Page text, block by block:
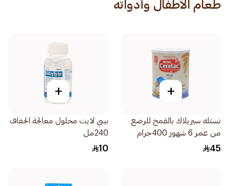
طعام الأطفال وأدواته
+
نستله سيريلاك بالقمح للرضع
من عمر 6 شهور 400جرام
45
+
بيبي لايت محلول معالجة الجفاف
240مل
10